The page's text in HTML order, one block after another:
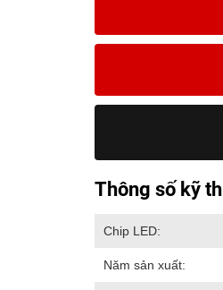
Thông số kỹ
Chip LED:
Năm sản xuất: